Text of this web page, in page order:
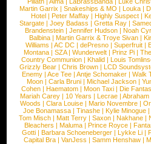
Martin Garrix | Snakeships & MO | Louka |
Hotel | Peter Maffay | Highly Suspect |
Stargate |Joey Badass |Gretta Ray |
Brandenstein |Jennifer Hudson |Noah
Balbina | Martin Garrix & Troye Sivan |
Williams |AC DC |dePresno |Superfruit |
Montana |SZA|Wunderwelt |Prinz Pi |
Country Communion | Khalid | Louis
Grizzly Bear | Chris Brown | LCD
Enemy | Ace Tee | Antje Schomaker | Walk
Moon |Carla Bruni |Michael Jackson |
Cohen |Haematom |Moon Taxi |Die
Mariah Carey | 10 Years | Lecrae | Abraham
Woods |Clara Louise |Mario Novembre |
Joe Bonamassa | Tinashe | Kylie Minogue |
Tom Misch |Matt Terry |Saxon |Nakhane |
Bleachers | Maluma | Prince Royce |
Gotti |Barbara Schoeneberger |Lykke Li |
Capital Bra |VanJess |Samm Henshaw |